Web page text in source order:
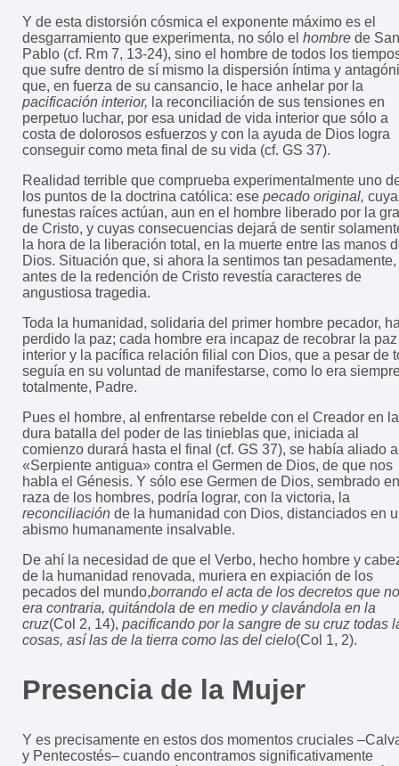
Y de esta distorsión cósmica el exponente máximo es el
desgarramiento que experimenta, no sólo el hombre de San
Pablo (cf. Rm 7, 13-24), sino el hombre de todos los
que sufre dentro de sí mismo la dispersión íntima y
que, en fuerza de su cansancio, le hace anhelar por la
pacificación interior, la reconciliación de sus tensiones en
perpetuo luchar, por esa unidad de vida interior que sólo a
costa de dolorosos esfuerzos y con la ayuda de Dios logra
conseguir como meta final de su vida (cf. GS 37).
Realidad terrible que comprueba experimentalmente uno
los puntos de la doctrina católica: ese pecado original,
funestas raíces actúan, aun en el hombre liberado por la
de Cristo, y cuyas consecuencias dejará de sentir
la hora de la liberación total, en la muerte entre las manos
Dios. Situación que, si ahora la sentimos tan pesadamente,
antes de la redención de Cristo revestía caracteres de
angustiosa tragedia.
Toda la humanidad, solidaria del primer hombre pecador,
perdido la paz; cada hombre era incapaz de recobrar la paz
interior y la pacífica relación filial con Dios, que a pesar de
seguía en su voluntad de manifestarse, como lo era
totalmente, Padre.
Pues el hombre, al enfrentarse rebelde con el Creador en la
dura batalla del poder de las tinieblas que, iniciada al
comienzo durará hasta el final (cf. GS 37), se había aliado
«Serpiente antigua» contra el Germen de Dios, de que nos
habla el Génesis. Y sólo ese Germen de Dios, sembrado
raza de los hombres, podría lograr, con la victoria, la
reconciliación de la humanidad con Dios, distanciados en
abismo humanamente insalvable.
De ahí la necesidad de que el Verbo, hecho hombre y
de la humanidad renovada, muriera en expiación de los
pecados del mundo,borrando el acta de los decretos que
era contraria, quitándola de en medio y clavándola en la
cruz(Col 2, 14), pacificando por la sangre de su cruz todas
cosas, así las de la tierra como las del cielo(Col 1, 2).
Presencia de la Mujer
Y es precisamente en estos dos momentos cruciales
y Pentecostés– cuando encontramos significativamente